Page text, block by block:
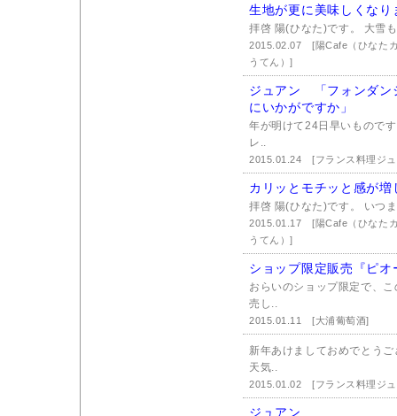
生地が更に美味しくなり
拝啓 陽(ひなた)です。 大雪
2015.02.07[陽Cafe（ひなた
うてん）]
ジュアン 「フォンダ
にいかがですか」
年が明けて24日早いもので
レ..
2015.01.24[フランス料理ジ
カリッとモチッと感が増
拝啓 陽(ひなた)です。 いつ
2015.01.17[陽Cafe（ひなた
うてん）]
ショップ限定販売『ピ
おらいのショップ限定で、
売し..
2015.01.11[大浦葡萄酒]
新年あけましておめでとう
天気..
2015.01.02[フランス料理ジ
ジュアン